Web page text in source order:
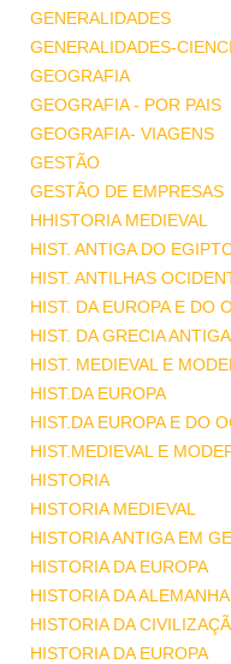
GENERALIDADES
GENERALIDADES-
GEOGRAFIA
GEOGRAFIA - POR PAIS
GEOGRAFIA- VIAGENS
GESTÃO
GESTÃO DE EMPRESAS
HHISTORIA MEDIEVAL
HIST. ANTIGA DO
HIST. ANTILHAS
HIST. DA EUROPA E DO
HIST. DA GRECIA ANTIGA
HIST. MEDIEVAL E
HIST.DA EUROPA
HIST.DA EUROPA E DO
HIST.MEDIEVAL E
HISTORIA
HISTORIA MEDIEVAL
HISTORIA ANTIGA EM
HISTORIA DA EUROPA
HISTORIA DA ALEMANHA
HISTORIA DA
HISTORIA DA EUROPA